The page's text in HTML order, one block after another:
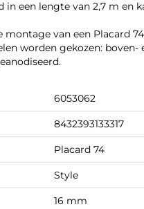
een lengte van 2,7 m en
van een Placard
worden gekozen: boven-
6053062
8432393133317
Placard 74
Style
16 mm